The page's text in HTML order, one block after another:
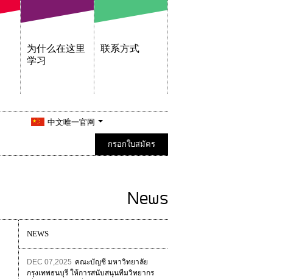
为什么在这里
学习
联系方式
中文唯一官网
กรอกใบสมัคร
News
NEWS
DEC 07,2025 คณะบัญชี มหาวิทยาลัย
กรุงเทพธนบุรี ให้การสนับสนุนทีมวิทยากร